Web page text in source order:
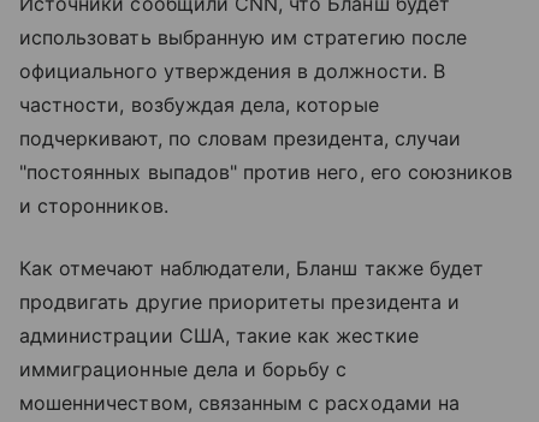
использовать выбранную им стратегию после
официального утверждения в должности. В
частности, возбуждая дела, которые
подчеркивают, по словам президента, случаи
"постоянных выпадов" против него, его союзников
и сторонников.
Как отмечают наблюдатели, Бланш также будет
продвигать другие приоритеты президента и
администрации США, такие как жесткие
иммиграционные дела и борьбу с
мошенничеством, связанным с расходами на